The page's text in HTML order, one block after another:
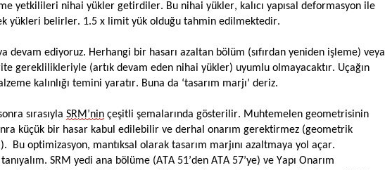
yetkilileri nihai yükler getirdiler. Bu nihai yükler, kalıcı yapısal deformasyon ile
yükleri belirler. 1.5 x limit yük olduğu tahmin edilmektedir.
devam ediyoruz. Herhangi bir hasarı azaltan bölüm (sıfırdan yeniden işleme) veya
gereklilikleriyle (artık devam eden nihai yükler) uyumlu olmayacaktır. Uçağın
kalınlığı temini yaratır. Buna da ‘tasarım marjı’ deriz.
sırasıyla SRM’nin çeşitli şemalarında gösterilir. Muhtemelen geometrisinin
küçük bir hasar kabul edilebilir ve derhal onarım gerektirmez (geometrik
Bu optimizasyon, mantıksal olarak tasarım marjını azaltmaya yol açar.
SRM yedi ana bölüme (ATA 51’den ATA 57’ye) ve Yapı Onarım